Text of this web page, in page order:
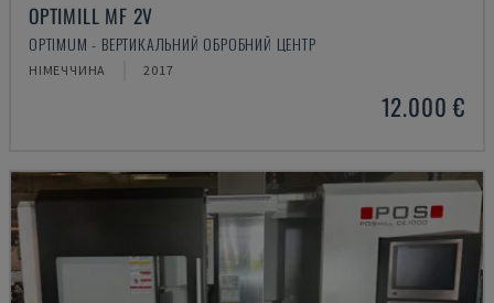
OPTIMILL MF 2V
OPTIMUM - ВЕРТИКАЛЬНИЙ ОБРОБНИЙ ЦЕНТР
НІМЕЧЧИНА 2017
12.000 €